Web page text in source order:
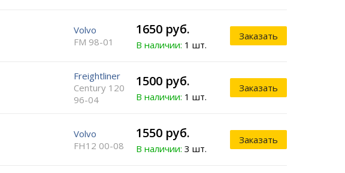
Volvo
FM 98-01
1650 руб.
В наличии: 1 шт.
Заказать
Freightliner
Century 120
96-04
1500 руб.
В наличии: 1 шт.
Заказать
Volvo
FH12 00-08
1550 руб.
В наличии: 3 шт.
Заказать